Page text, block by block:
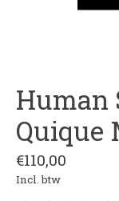
Human
Quique
€110,00
Incl. btw